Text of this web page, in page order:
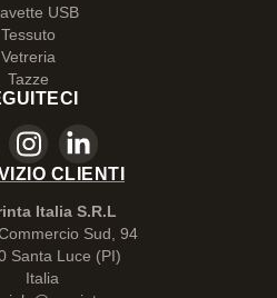
USB
Tessuto
Vetreria
Tazze
CLIENTI
Italia S.R.L
Sud, 94
Santa Luce (PI)
Italia